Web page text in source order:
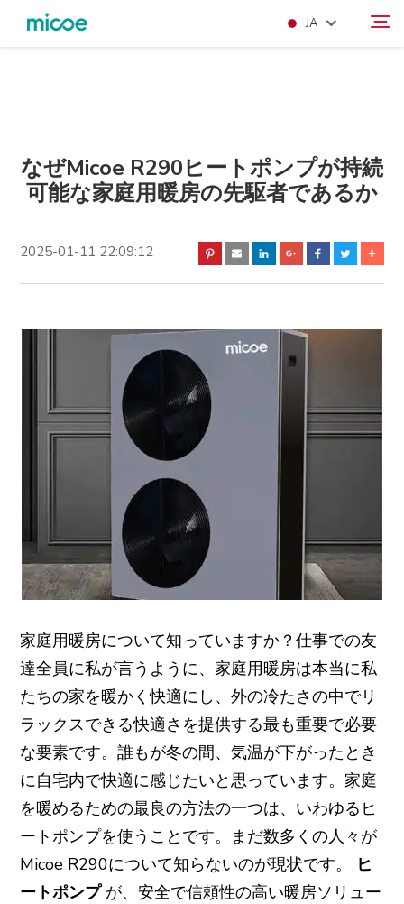
JA
SOLŪSHON
サポートおよびサービス
KONTAKUTO US
なぜMicoe R290ヒートポンプが持続
可能な家庭用暖房の先駆者であるか
2025-01-11 22:09:12
家庭用暖房について知っていますか？仕事での友
達全員に私が言うように、家庭用暖房は本当に私
たちの家を暖かく快適にし、外の冷たさの中でリ
ラックスできる快適さを提供する最も重要で必要
な要素です。誰もが冬の間、気温が下がったとき
に自宅内で快適に感じたいと思っています。家庭
を暖めるための最良の方法の一つは、いわゆるヒ
ートポンプを使うことです。まだ数多くの人々が
Micoe R290について知らないのが現状です。
ヒ
ートポンプが、安全で信頼性の高い暖房ソリュー